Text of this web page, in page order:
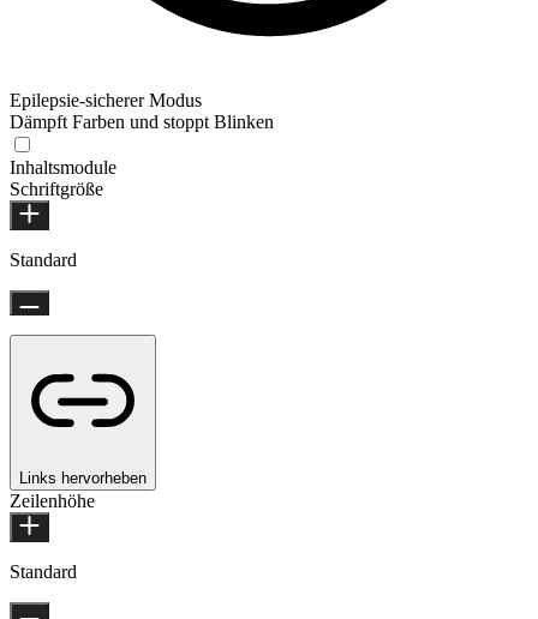
Epilepsie-sicherer Modus
Dämpft Farben und stoppt Blinken
Inhaltsmodule
Schriftgröße
Standard
Links hervorheben
Zeilenhöhe
Standard